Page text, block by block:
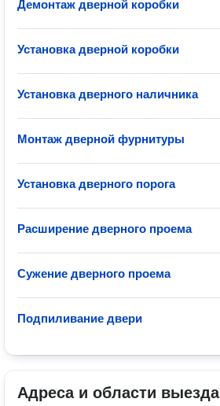
Демонтаж дверной коробки
Установка дверной коробки
Установка дверного наличника
Монтаж дверной фурнитуры
Установка дверного порога
Расширение дверного проема
Сужение дверного проема
Подпиливание двери
Адреса и области выезда